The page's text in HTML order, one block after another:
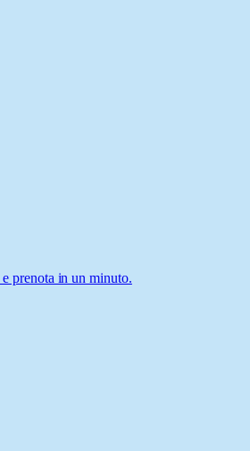
prenota in un minuto.